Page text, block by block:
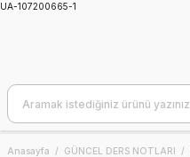
UA-107200665-1
Anasayfa GÜNCEL DERS NOTLARI